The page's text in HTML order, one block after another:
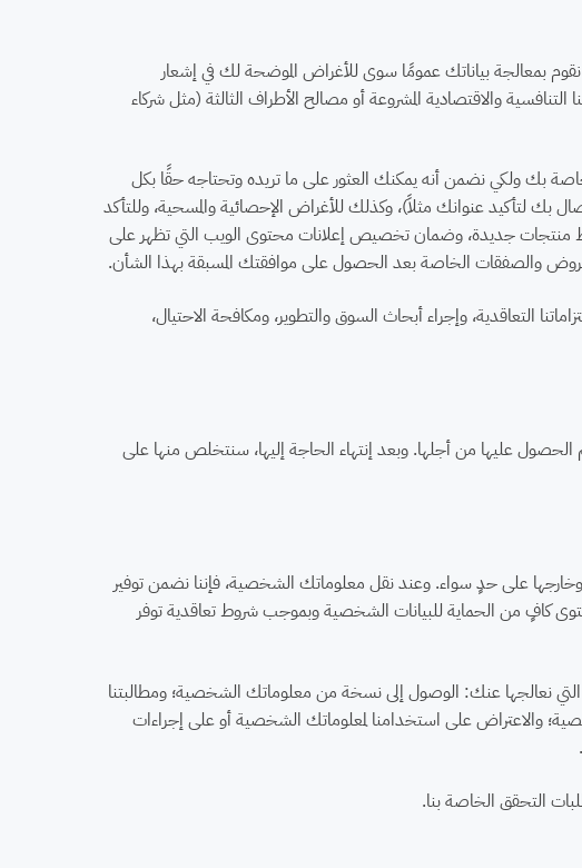
نقوم بمعالجة بياناتك عمومًا سوى للأغراض الموضحة لك في إشعار
والاقتصادية المشروعة أو مصالح الأطراف الثالثة (مثل شركاء
بك ولكي نضمن أنه يمكنك العثور على ما تريده وتحتاجه حقًا بكل
بك لتأكيد عنوانك مثلاً)، وكذلك للأغراض الإحصائية والمسحية، وللتأكد
منتجات جديدة، وضمان تخصيص إعلانات محتوى الويب التي تظهر على
والصفقات الخاصة بعد الحصول على موافقتك المسبقة بهذا الشأن.
التعاقدية، وإجراء أبحاث السوق والتطوير، ومكافحة الاحتيال،
عليها من أجلها. وبعد إنتهاء الحاجة إليها، سنتخلص منها على
على حدٍ سواء. وعند نقل معلوماتك الشخصية، فإننا نضمن توفير
كافٍ من الحماية للبيانات الشخصية وبموجب شروط تعاقدية توفر
التي نعالجها عنك: الوصول إلى نسخة من معلوماتك الشخصية؛ ومطالبتنا
والاعتراض على استخدامنا لمعلوماتك الشخصية أو على إجراءات
التحقق الخاصة بنا.